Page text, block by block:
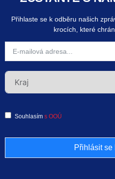
Přihlaste se k odběru našich
krocích, které
Souhlasím s OOÚ
Přihlásit se